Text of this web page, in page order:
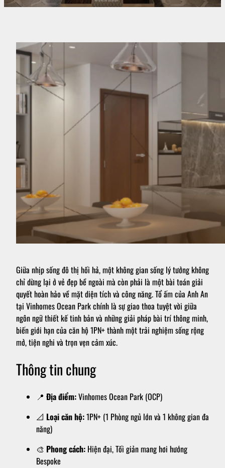
Giữa nhịp sống đô thị hối hả, một không gian sống lý tưởng không
chỉ dừng lại ở vẻ đẹp bề ngoài mà còn phải là một bài toán giải
quyết hoàn hảo về mặt diện tích và công năng. Tổ ấm của Anh An
tại Vinhomes Ocean Park chính là sự giao thoa tuyệt vời giữa
ngôn ngữ thiết kế tinh bản và những giải pháp bài trí thông minh,
biến giới hạn của căn hộ 1PN+ thành một trải nghiệm sống rộng
mở, tiện nghi và trọn vẹn cảm xúc.
Thông tin chung
📍 Địa điểm:Vinhomes Ocean Park (OCP)
📐 Loại căn hộ:1PN+ (1 Phòng ngủ lớn và 1 không gian đa
năng)
🎨 Phong cách: Hiện đại, Tối giản mang hơi hướng
Bespoke